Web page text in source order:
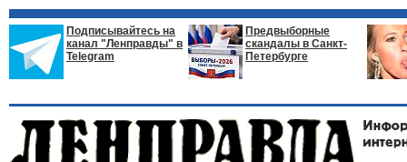
Подписывайтесь на
канал "Ленправды" в
Telegram
Предвыборные
скандалы в Санкт-
Петербурге